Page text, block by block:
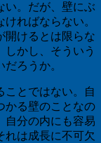
い。だが、壁にぶ
ればならない。
開けるとは限らな
かし、そういう
ろうか。
ことではない。自
かる壁のことなの
自分の内にも容易
れは成長に不可欠